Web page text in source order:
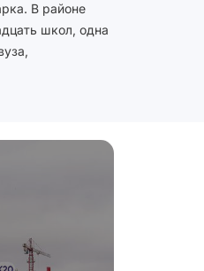
В районе
школ, одна